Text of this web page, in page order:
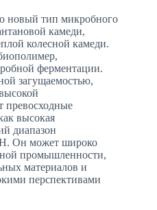
новый тип микробного
камеди,
колесной камеди.
ферментации.
загущаемостью,
превосходные
высокая
диапазон
Он может широко
промышленности,
материалов и
перспективами